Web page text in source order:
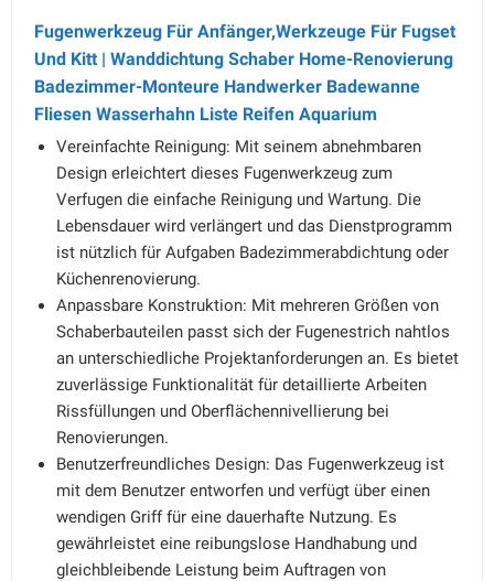
Fugenwerkzeug Für Anfänger,Werkzeuge Für Fugset
Und Kitt | Wanddichtung Schaber Home-Renovierung
Badezimmer-Monteure Handwerker Badewanne
Fliesen Wasserhahn Liste Reifen Aquarium
Vereinfachte Reinigung: Mit seinem abnehmbaren
Design erleichtert dieses Fugenwerkzeug zum
Verfugen die einfache Reinigung und Wartung. Die
Lebensdauer wird verlängert und das Dienstprogramm
ist nützlich für Aufgaben Badezimmerabdichtung oder
Küchenrenovierung.
Anpassbare Konstruktion: Mit mehreren Größen von
Schaberbauteilen passt sich der Fugenestrich nahtlos
an unterschiedliche Projektanforderungen an. Es bietet
zuverlässige Funktionalität für detaillierte Arbeiten
Rissfüllungen und Oberflächennivellierung bei
Renovierungen.
Benutzerfreundliches Design: Das Fugenwerkzeug ist
mit dem Benutzer entworfen und verfügt über einen
wendigen Griff für eine dauerhafte Nutzung. Es
gewährleistet eine reibungslose Handhabung und
gleichbleibende Leistung beim Auftragen von